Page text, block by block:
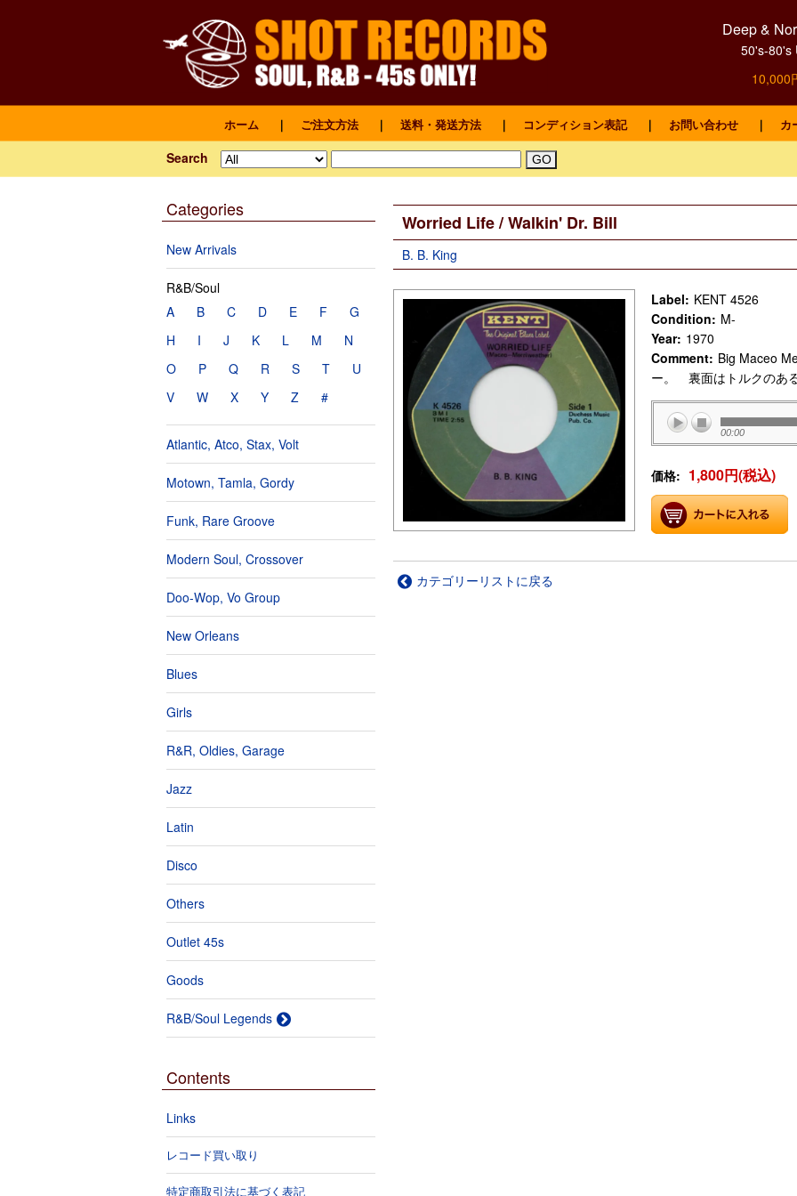
Deep &
50's-80's
10,000
ホーム ｜ ご注文方法 ｜ 送料・発送方法 ｜ コンディション表記 ｜ お問い合わせ ｜ カ
Search
Categories
New Arrivals
R&B/Soul
A
B C D E F
G
H
I J K L M
N
O
P Q R S T
U
V
W X Y Z #
Atlantic, Atco, Stax, Volt
Motown, Tamla, Gordy
Funk, Rare Groove
Modern Soul, Crossover
Doo-Wop, Vo Group
New Orleans
Blues
Girls
R&R, Oldies, Garage
Jazz
Latin
Disco
Others
Outlet 45s
Goods
R&B/Soul Legends
Contents
Links
レコード買い取り
特定商取引法に基づく表記
Worried Life / Walkin' Dr. Bill
B. B. King
Label: KENT 4526
Condition: M-
Year: 1970
Comment: Big Maceo
ー。 裏面はトルクのあ
00:00
価格: 1,800円(税込)
カテゴリーリストに戻る